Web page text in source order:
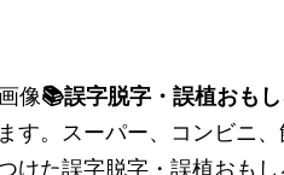
像📚誤字脱字・誤植おも
す。スーパー、コンビニ
けた誤字脱字・誤植おも